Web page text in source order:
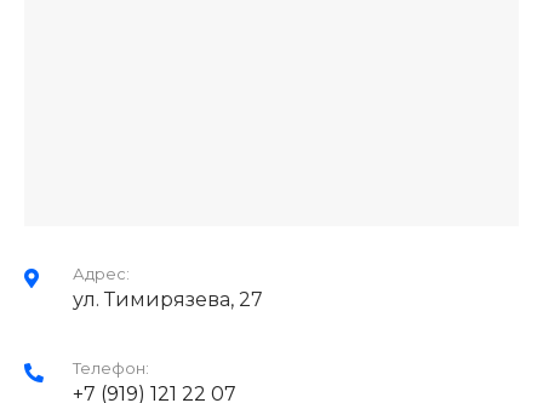
Адрес:
ул. Тимирязева, 27
Телефон:
+7 (919) 121 22 07